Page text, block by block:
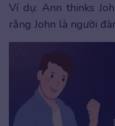
Ví dụ: Ann thinks
rằng John là người